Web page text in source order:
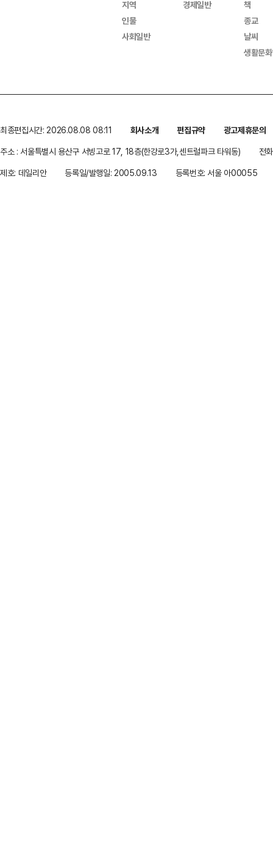
지역
인물
사회일반
경제일반
책
종교
날씨
생활문
최종편집시간: 2026.08.08 08:11 회사소개 편집규약
광고제휴문의
주소 : 서울특별시 용산구 서빙고로 17, 18층(한강로3가,센트럴파크 타워동)
전
제호: 데일리안
등록일/발행일: 2005.09.13 등록번호: 서울 아00055